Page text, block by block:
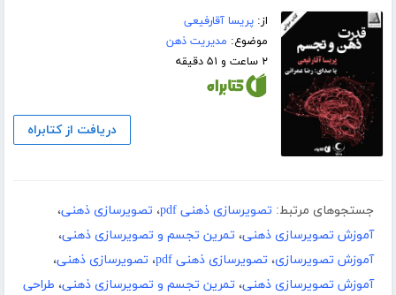
از:پریسا آقارفیعی
موضوع: مدیریت ذهن
۲ ساعت و ۵۱ دقیقه
دریافت از کتابراه
جستجوهای مرتبط: تصویرسازی ذهنی pdf ، تصویرسازی ذهنی،
آموزش تصویرسازی ذهنی، تمرین تجسم و تصویرسازی ذهنی،
آموزش تصویرسازی، تصویرسازی ذهنی pdf ، تصویرسازی ذهنی،
آموزش تصویرسازی ذهنی، تمرین تجسم و تصویرسازی ذهنی، طراحی